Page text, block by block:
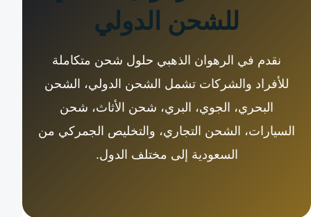
للشحن الدولي
نقدم في الرهوان الذهبي حلول شحن متكاملة
للأفراد والشركات تشمل الشحن الدولي، الشحن
البحري، الجوي، البري، شحن الأثاث، شحن
السيارات، الشحن التجاري، والتخليص الجمركي من
السعودية إلى مختلف الدول.